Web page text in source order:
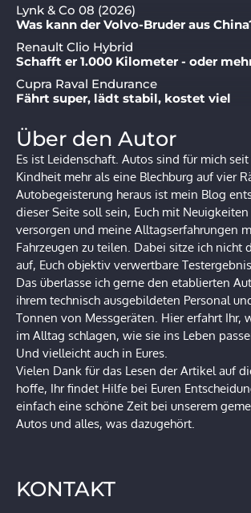
Lynk & Co 08 (2026)
Was kann der Volvo-Bruder aus
Renault Clio Hybrid
Schafft er 1.000 Kilometer - oder
Cupra Raval Endurance
Fährt super, lädt stabil, kostet viel
Über den Autor
Es ist Leidenschaft. Autos sind für mich
Kindheit mehr als eine Blechburg auf vier
Autobegeisterung heraus ist mein Blog
dieser Seite soll sein, Euch mit
versorgen und meine Alltagserfahrungen
Fahrzeugen zu teilen. Dabei sitze ich nicht
auf, Euch objektiv verwertbare
Das überlasse ich gerne den etablierten
ihrem technisch ausgebildeten Personal
Tonnen von Messgeräten. Hier erfahrt Ihr,
im Alltag schlagen, wie sie ins Leben
Und vielleicht auch in Eures.
Vielen Dank für das Lesen der Artikel auf
hoffe, Ihr findet Hilfe bei Euren
einfach eine schöne Zeit bei unserem
Autos und alles, was dazugehört.
KONTAKT